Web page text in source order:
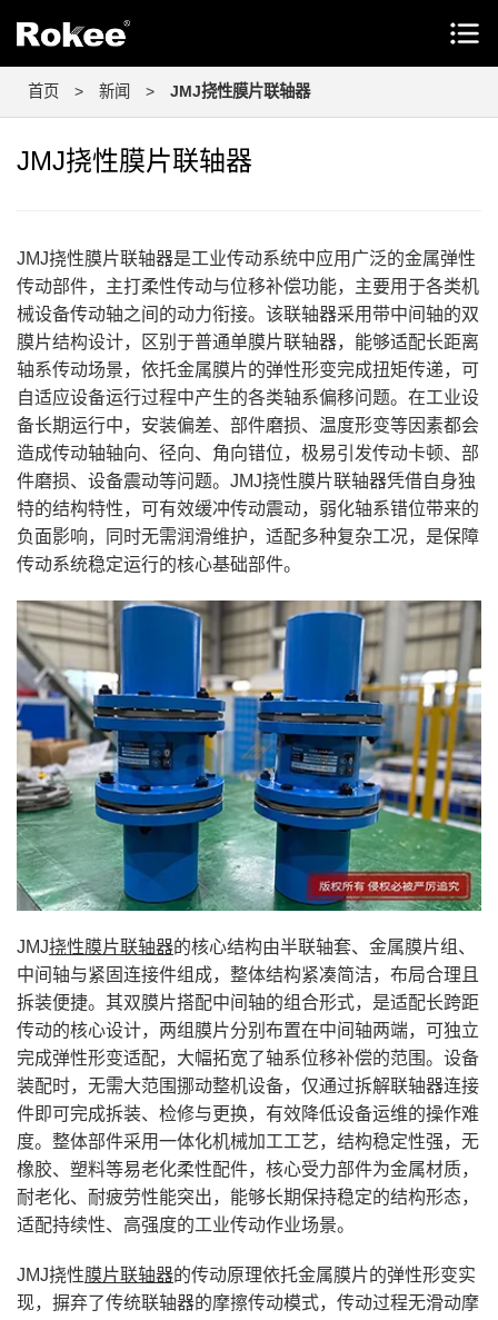
首页 > 新闻 > JMJ挠性膜片联轴器
JMJ挠性膜片联轴器
JMJ挠性膜片联轴器是工业传动系统中应用广泛的金属弹性
传动部件，主打柔性传动与位移补偿功能，主要用于各类机
械设备传动轴之间的动力衔接。该联轴器采用带中间轴的双
膜片结构设计，区别于普通单膜片联轴器，能够适配长距离
轴系传动场景，依托金属膜片的弹性形变完成扭矩传递，可
自适应设备运行过程中产生的各类轴系偏移问题。在工业设
备长期运行中，安装偏差、部件磨损、温度形变等因素都会
造成传动轴轴向、径向、角向错位，极易引发传动卡顿、部
件磨损、设备震动等问题。JMJ挠性膜片联轴器凭借自身独
特的结构特性，可有效缓冲传动震动，弱化轴系错位带来的
负面影响，同时无需润滑维护，适配多种复杂工况，是保障
传动系统稳定运行的核心基础部件。
JMJ挠性膜片联轴器的核心结构由半联轴套、金属膜片组、
中间轴与紧固连接件组成，整体结构紧凑简洁，布局合理且
拆装便捷。其双膜片搭配中间轴的组合形式，是适配长跨距
传动的核心设计，两组膜片分别布置在中间轴两端，可独立
完成弹性形变适配，大幅拓宽了轴系位移补偿的范围。设备
装配时，无需大范围挪动整机设备，仅通过拆解联轴器连接
件即可完成拆装、检修与更换，有效降低设备运维的操作难
度。整体部件采用一体化机械加工工艺，结构稳定性强，无
橡胶、塑料等易老化柔性配件，核心受力部件为金属材质，
耐老化、耐疲劳性能突出，能够长期保持稳定的结构形态，
适配持续性、高强度的工业传动作业场景。
JMJ挠性膜片联轴器的传动原理依托金属膜片的弹性形变实
现，摒弃了传统联轴器的摩擦传动模式，传动过程无滑动摩